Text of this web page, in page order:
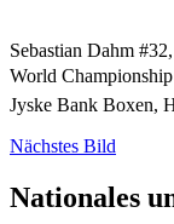
Sebastian Dahm
World
Jyske Bank Boxen,
Nächstes Bild
Nationales